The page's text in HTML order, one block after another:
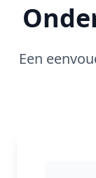
Een